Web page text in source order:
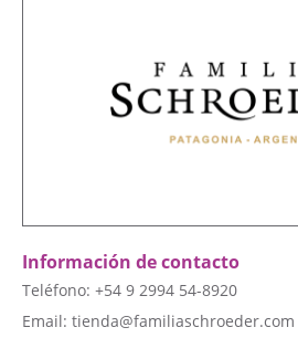
Información de contacto
Teléfono: +54 9 2994 54-8920
Email: tienda@familiaschroeder.com